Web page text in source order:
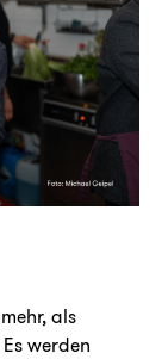
als
werden